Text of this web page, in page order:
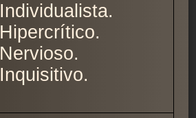
Individualista.
Hipercrítico.
Nervioso.
Inquisitivo.